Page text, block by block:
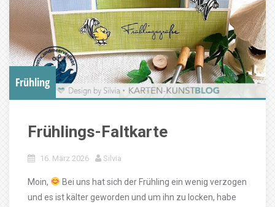
Frühling
Frühlings-Faltkarte
16. März 2026 Silvia
Moin,
Bei uns hat sich der Frühling ein wenig verzogen
und es ist kälter geworden und um ihn zu locken, habe